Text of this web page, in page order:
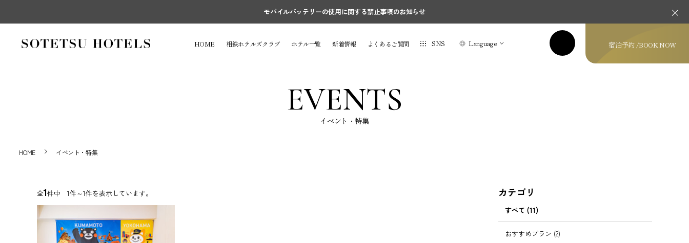
モバイルバッテリーの使用に関する禁止事項のお知らせ
HOME 相鉄ホテルズクラブ ホテル一覧 新着情報 よくあるご質問 SNS Language 宿泊予約 /BOOK NOW
EVENTS
イベント・特集
HOME イベント・特集
全1件中 1件～1件を表示しています。 カテゴリ
すべて (11)
おすすめプラン (2)